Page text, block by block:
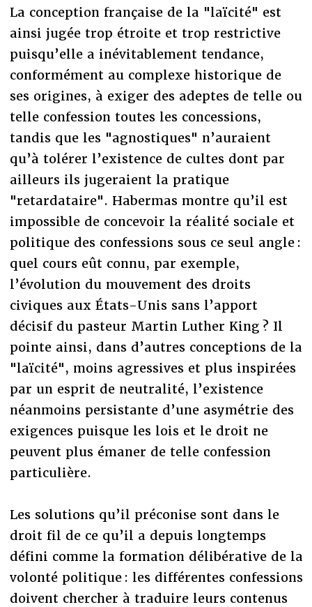
La conception française de la "laïcité" est
ainsi jugée trop étroite et trop restrictive
puisqu’elle a inévitablement tendance,
conformément au complexe historique de
ses origines, à exiger des adeptes de telle ou
telle confession toutes les concessions,
tandis que les "agnostiques" n’auraient
qu’à tolérer l’existence de cultes dont par
ailleurs ils jugeraient la pratique
"retardataire". Habermas montre qu’il est
impossible de concevoir la réalité sociale et
politique des confessions sous ce seul angle :
quel cours eût connu, par exemple,
l’évolution du mouvement des droits
civiques aux États-Unis sans l’apport
décisif du pasteur Martin Luther King ? Il
pointe ainsi, dans d’autres conceptions de la
"laïcité", moins agressives et plus inspirées
par un esprit de neutralité, l’existence
néanmoins persistante d’une asymétrie des
exigences puisque les lois et le droit ne
peuvent plus émaner de telle confession
particulière.
Les solutions qu’il préconise sont dans le
droit fil de ce qu’il a depuis longtemps
défini comme la formation délibérative de la
volonté politique : les différentes confessions
doivent chercher à traduire leurs contenus